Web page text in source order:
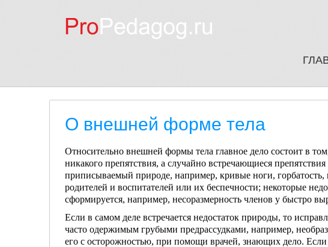
О внешней форме тела
Относительно внешней формы тела главное дело состоит в
никакого препятствия, а слу­чайно встречающиеся
припи­сываемый природе, например, кривые ноги, горба­тость,
родителей и воспитателей или их бес­печности; некоторые
сформируется, например, несоразмерность членов у быстро
Если в самом деле встречается недостаток при­роды, то
часто одержимым гру­быми предрассудками, например,
его с осторожностью, при помощи врачей, знаю­щих дело.